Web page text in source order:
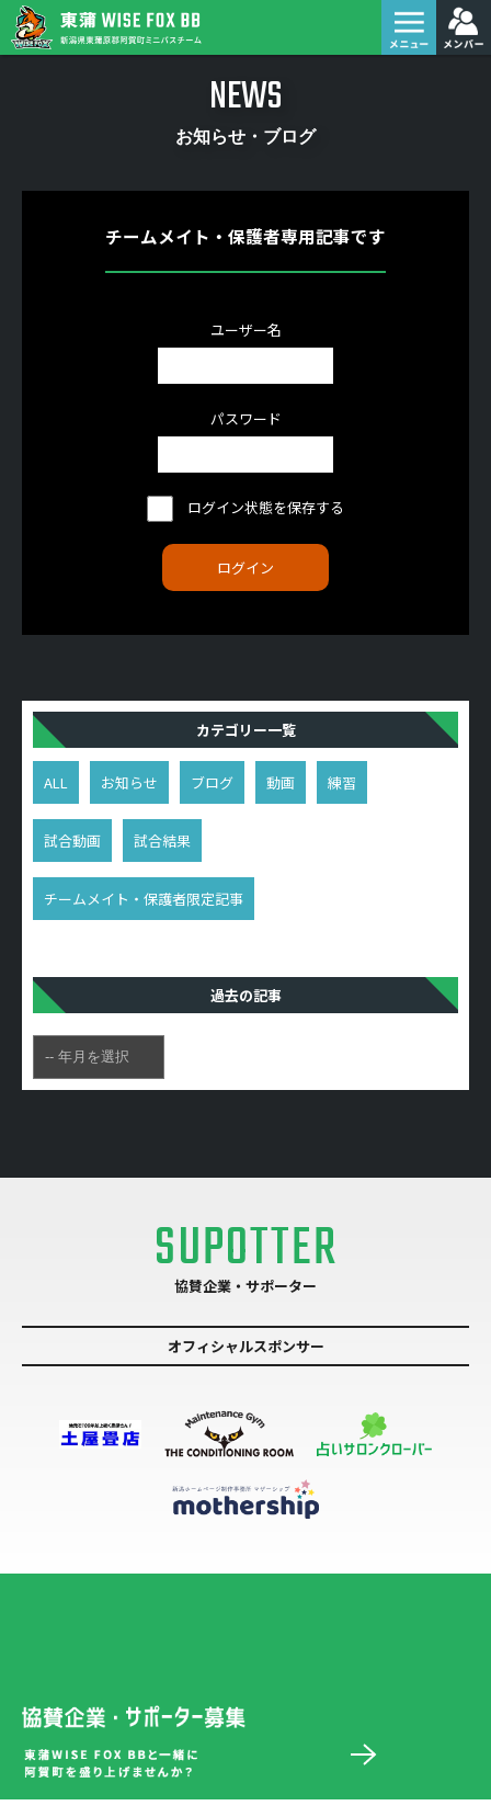
NEWS
お知らせ・ブログ
チームメイト・保護者専用記事です
ユーザー名
パスワード
ログイン状態を保存する
カテゴリー一覧
ALL お知らせ ブログ 動画 練習
試合動画 試合結果
チームメイト・保護者限定記事
過去の記事
SUPOTTER
協賛企業・サポーター
オフィシャルスポンサー